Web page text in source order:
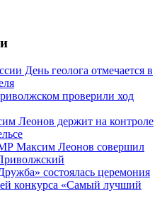
День геолога отмечается в
проверили ход
Леонов держит на контроле
Максим Леонов совершил
состоялась церемония
конкурса «Самый лучший